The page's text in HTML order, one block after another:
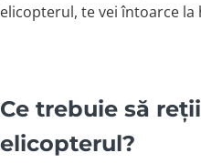
elicopterul, te vei întoarce la
Ce trebuie să
elicopterul?